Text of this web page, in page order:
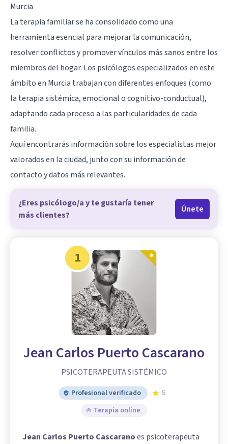
Murcia
La terapia familiar se ha consolidado como una
herramienta esencial para mejorar la comunicación,
resolver conflictos y promover vínculos más sanos entre los
miembros del hogar. Los psicólogos especializados en este
ámbito en Murcia trabajan con diferentes enfoques (como
la terapia sistémica, emocional o cognitivo-conductual),
adaptando cada proceso a las particularidades de cada
familia.
Aquí encontrarás información sobre los especialistas mejor
valorados en la ciudad, junto con su información de
contacto y datos más relevantes.
¿Eres psicólogo/a y te gustaría tener
más clientes?
Únete
1
Jean Carlos Puerto Cascarano
PSICOTERAPEUTA SISTÉMICO
Profesional verificado
5
Terapia online
Jean Carlos Puerto Cascaranoes psicoterapeuta